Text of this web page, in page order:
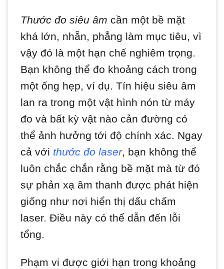
Thước đo siêu âm cần một bề mặt
khá lớn, nhẵn, phẳng làm mục tiêu, vì
vậy đó là một hạn chế nghiêm trọng.
Bạn không thể đo khoảng cách trong
một ống hẹp, ví dụ. Tín hiệu siêu âm
lan ra trong một vật hình nón từ máy
đo và bất kỳ vật nào cản đường có
thể ảnh hưởng tới độ chính xác. Ngay
cả với thước đo laser, bạn không thể
luôn chắc chắn rằng bề mặt mà từ đó
sự phản xạ âm thanh được phát hiện
giống như nơi hiển thị dấu chấm
laser. Điều này có thể dẫn đến lỗi
tổng.
Phạm vi được giới hạn trong khoảng